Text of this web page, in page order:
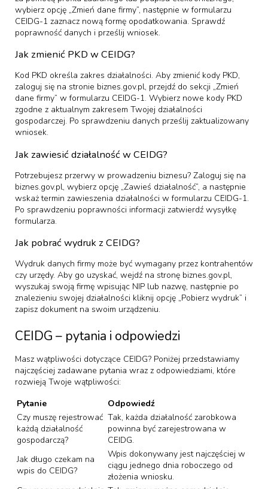
wybierz opcję „Zmień dane firmy”, następnie w formularzu
CEIDG-1 zaznacz nową formę opodatkowania. Sprawdź
poprawność danych i prześlij wniosek.
Jak zmienić PKD w CEIDG?
Kod PKD określa zakres działalności. Aby zmienić kody PKD,
zaloguj się na stronie biznes.gov.pl, przejdź do sekcji „Zmień
dane firmy” w formularzu CEIDG-1. Wybierz nowe kody PKD
zgodne z aktualnym zakresem Twojej działalności
gospodarczej. Po sprawdzeniu danych prześlij zaktualizowany
wniosek.
Jak zawiesić działalność w CEIDG?
Potrzebujesz przerwy w prowadzeniu biznesu? Zaloguj się na
biznes.gov.pl, wybierz opcję „Zawieś działalność”, a następnie
wskaż termin zawieszenia działalności w formularzu CEIDG-1.
Po sprawdzeniu poprawności informacji zatwierdź wysyłkę
formularza.
Jak pobrać wydruk z CEIDG?
Wydruk danych firmy może być wymagany przez kontrahentów
czy urzędy. Aby go uzyskać, wejdź na stronę biznes.gov.pl,
wyszukaj swoją firmę wpisując NIP lub nazwę, następnie po
znalezieniu swojej działalności kliknij opcję „Pobierz wydruk” i
zapisz dokument na swoim urządzeniu.
CEIDG – pytania i odpowiedzi
Masz wątpliwości dotyczące CEIDG? Poniżej przedstawiamy
najczęściej zadawane pytania wraz z odpowiedziami, które
rozwieją Twoje wątpliwości:
Pytanie
Odpowiedź
Czy muszę rejestrować
każdą działalność
gospodarczą?
Tak, każda działalność zarobkowa
powinna być zarejestrowana w
CEIDG.
Jak długo czekam na
wpis do CEIDG?
Wpis dokonywany jest najczęściej w
ciągu jednego dnia roboczego od
złożenia wniosku.